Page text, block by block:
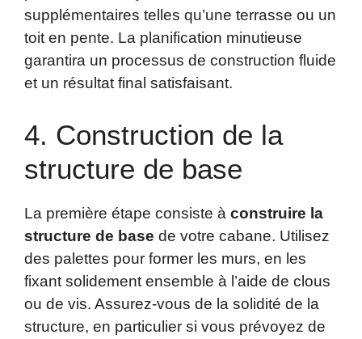
supplémentaires telles qu’une terrasse ou un
toit en pente. La planification minutieuse
garantira un processus de construction fluide
et un résultat final satisfaisant.
4. Construction de la
structure de base
La première étape consiste à construire la
structure de base de votre cabane. Utilisez
des palettes pour former les murs, en les
fixant solidement ensemble à l’aide de clous
ou de vis. Assurez-vous de la solidité de la
structure, en particulier si vous prévoyez de